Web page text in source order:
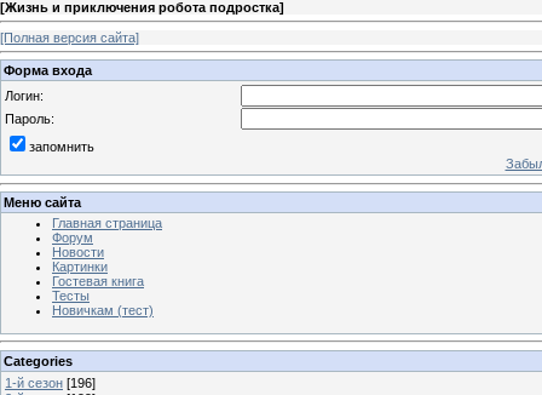
[Жизнь и приключения робота подростка]
[Полная версия сайта]
Форма входа
Логин:
Пароль:
запомнить
Меню сайта
Главная страница
Форум
Новости
Картинки
Гостевая книга
Тесты
Новичкам (тест)
Categories
1-й сезон [196]